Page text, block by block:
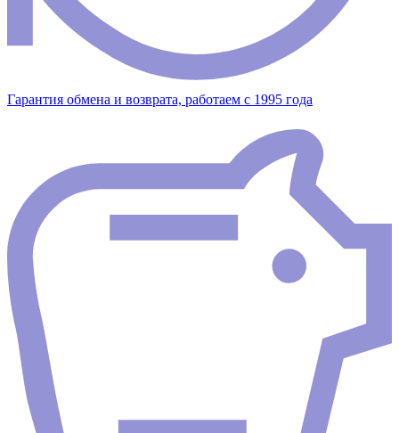
Гарантия обмена и возврата, работаем с 1995 года